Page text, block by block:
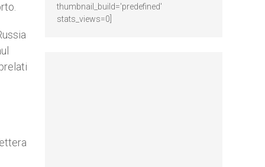
thumbnail_build='predefined'
stats_views=0]